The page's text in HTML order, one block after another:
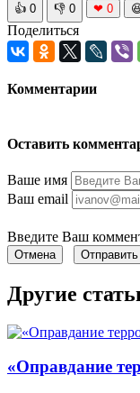
👍 0 👎 0 ❤ 0
Поделиться
Комментарии
Оставить
Ваше имя
Ваш email
Введите Ваш
Отмена Отправить
Другие
«Оправдание